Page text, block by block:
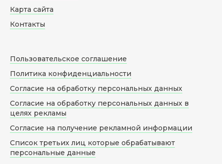
Карта сайта
Контакты
Пользовательское соглашение
Политика конфиденциальности
Согласие на обработку персональных данных
Согласие на обработку персональных данных в
целях рекламы
Согласие на получение рекламной информации
Список третьих лиц которые обрабатывают
персональные данные